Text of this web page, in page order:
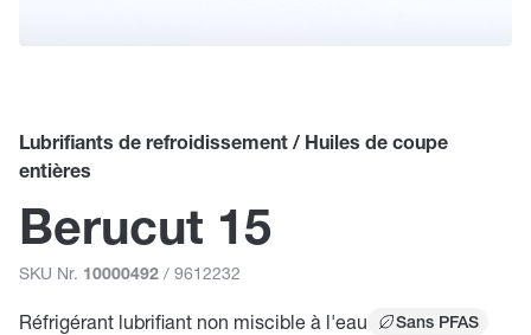
Lubrifiants de refroidissement / Huiles de coupe
entières
Berucut 15
SKU Nr. 10000492 / 9612232
Réfrigérant lubrifiant non miscible à l'eau Sans PFAS